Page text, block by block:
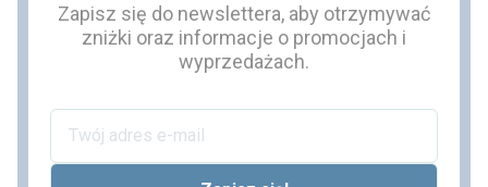
Zapisz się do newslettera, aby otrzymywać
zniżki oraz informacje o promocjach i
wyprzedażach.